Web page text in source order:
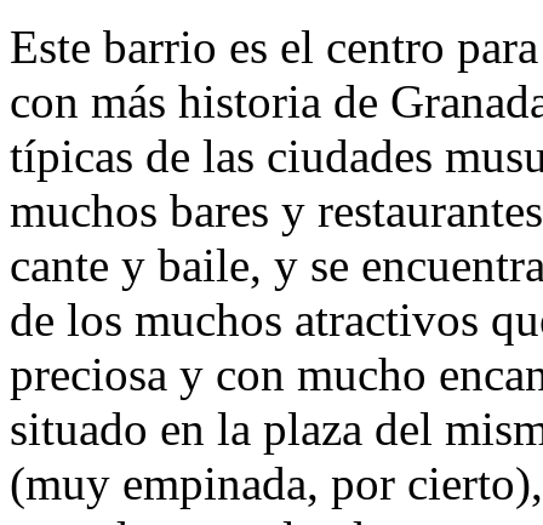
Este barrio es el centro
con más historia de
típicas de las ciudades
muchos bares y
cante y baile, y se
de los muchos atractivos
preciosa y con mucho
situado en la plaza del
(muy empinada, por